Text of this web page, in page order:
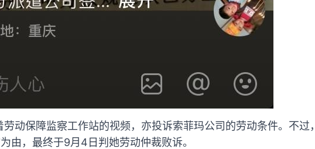
动保障监察工作站的视频，亦投诉索菲玛公司的劳动条件。不过，
由，最终于9月4日判她劳动仲裁败诉。